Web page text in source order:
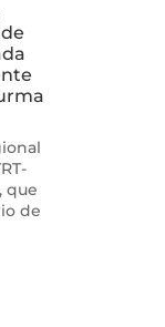
que
de